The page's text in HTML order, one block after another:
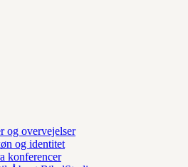
og overvejelser
og identitet
konferencer